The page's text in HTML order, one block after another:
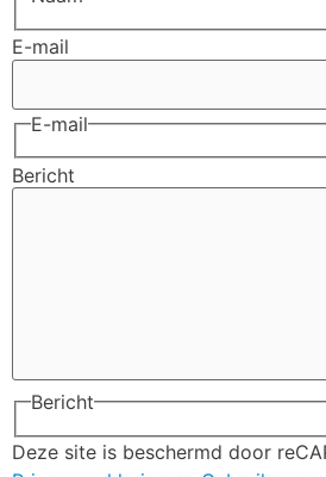
E-mail
E-mail
Bericht
Bericht
Deze site is beschermd door